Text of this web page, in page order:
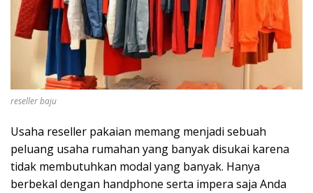
reseller baju
Usaha reseller pakaian memang menjadi sebuah
peluang usaha rumahan yang banyak disukai karena
tidak membutuhkan modal yang banyak. Hanya
berbekal dengan handphone serta impera saja Anda